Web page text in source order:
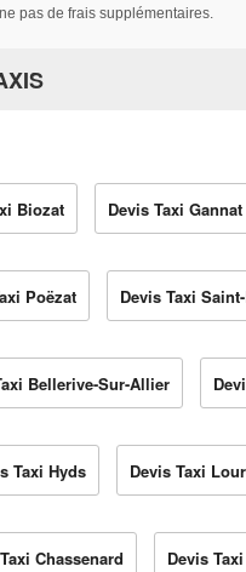
pas de frais supplémentaires.
Biozat Devis Taxi Gannat
Poëzat Devis Taxi
Bellerive-Sur-Allier
Taxi Hyds Devis Taxi
Chassenard Devis